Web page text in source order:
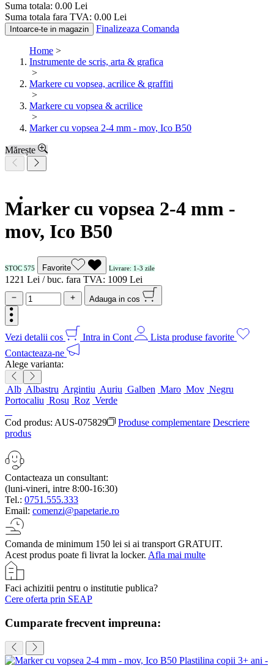
Suma totala: 0.00 Lei
Suma totala fara TVA: 0.00 Lei
Intoarce-te in magazin Finalizeaza Comanda
Home >
Instrumente de scris, arta & grafica
>
Markere cu vopsea, acrilice & graffiti
>
Markere cu vopsea & acrilice
>
Marker cu vopsea 2-4 mm - mov, Ico B50
Mărește
Marker cu vopsea 2-4 mm -
mov, Ico B50
STOC 575 Favorite Livrare: 1-3 zile
1221 Lei / buc. fara TVA: 1009 Lei
Adauga in cos
Vezi detalii cos Intra in Cont
Lista produse favorite
Contacteaza-ne
Alege varianta:
Alb Albastru Argintiu Auriu Galben Maro Mov Negru
Portocaliu Rosu Roz Verde
Cod produs: AUS-075829 Produse complementare Descriere
produs
Contacteaza un consultant:
(luni-vineri, intre 8:00-16:30)
Tel.: 0751.555.333
Email: comenzi@papetarie.ro
Comanda de minimum 150 lei si ai transport GRATUIT.
Acest produs poate fi livrat la locker. Afla mai multe
Faci achizitii pentru o institutie publica?
Cere oferta prin SEAP
Cumparate frecvent impreuna: